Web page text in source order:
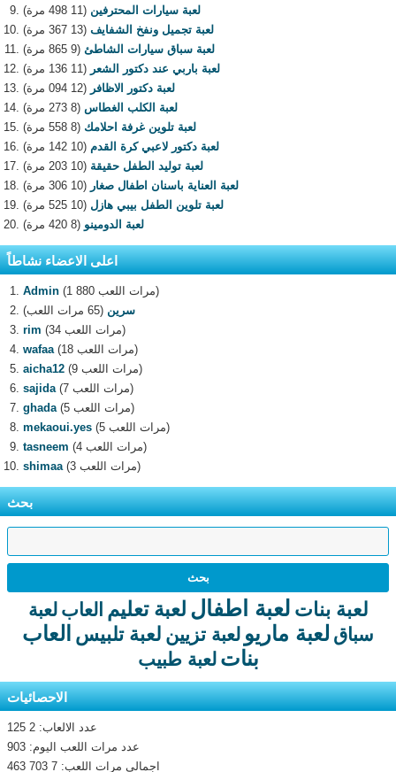
لعبة سيارات المحترفين (11 498 مرة)
لعبة تجميل ونفخ الشفايف (13 367 مرة)
لعبة سباق سيارات الشاطئ (9 865 مرة)
لعبة باربي عند دكتور الشعر (11 136 مرة)
لعبة دكتور الاظافر (12 094 مرة)
لعبة الكلب الغطاس (8 273 مرة)
لعبة تلوين غرفة احلامك (8 558 مرة)
لعبة دكتور لاعبي كرة القدم (10 142 مرة)
لعبة توليد الطفل حقيقة (10 203 مرة)
لعبة العناية باسنان اطفال صغار (10 306 مرة)
لعبة تلوين الطفل بيبي هازل (10 525 مرة)
لعبة الدومينو (8 420 مرة)
اعلى الاعضاء نشاطاً
Admin
(1 880 مرات اللعب)
سرين (65 مرات اللعب)
rim
(34 مرات اللعب)
wafaa
(18 مرات اللعب)
aicha12
(9 مرات اللعب)
sajida
(7 مرات اللعب)
ghada
(5 مرات اللعب)
mekaoui.yes
(5 مرات اللعب)
tasneem
(4 مرات اللعب)
shimaa
(3 مرات اللعب)
بحث
لعبة بنات لعبة اطفال لعبة تعليم العاب لعبة
سباق لعبة ماريو لعبة تزيين لعبة تلبيس العاب
بنات لعبة طبيب
الاحصائيات
عدد الالعاب: 2 125
عدد مرات اللعب اليوم: 903
اجمالى مرات اللعب: 7 703 463